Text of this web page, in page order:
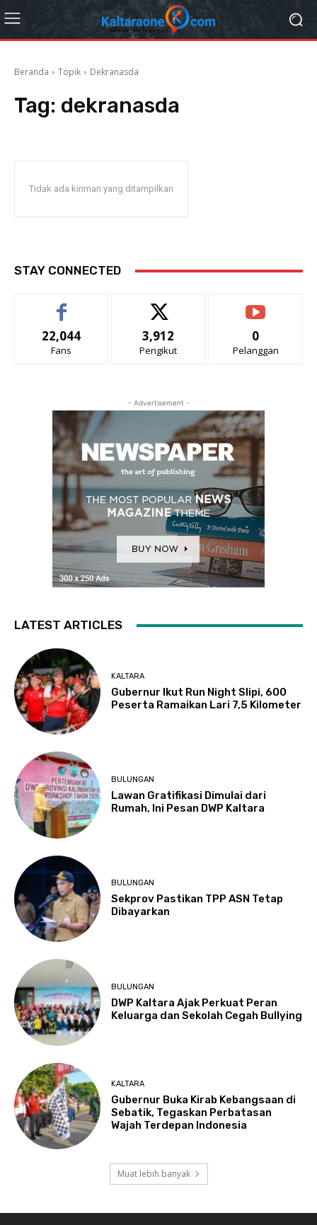
Beranda Topik Dekranasda
Tag: dekranasda
Tidak ada kiriman yang ditampilkan
STAY CONNECTED
22,044
Fans
3,912
Pengikut
0
Pelanggan
- Advertisement -
LATEST ARTICLES
KALTARA
Gubernur Ikut Run Night Slipi, 600
Peserta Ramaikan Lari 7,5 Kilometer
BULUNGAN
Lawan Gratifikasi Dimulai dari
Rumah, Ini Pesan DWP Kaltara
BULUNGAN
Sekprov Pastikan TPP ASN Tetap
Dibayarkan
BULUNGAN
DWP Kaltara Ajak Perkuat Peran
Keluarga dan Sekolah Cegah Bullying
KALTARA
Gubernur Buka Kirab Kebangsaan di
Sebatik, Tegaskan Perbatasan
Wajah Terdepan Indonesia
Muat lebih banyak